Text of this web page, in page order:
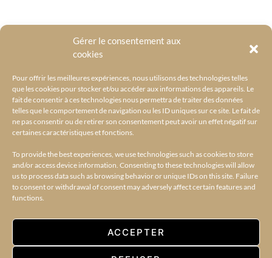
Gérer le consentement aux
cookies
Pour offrir les meilleures expériences, nous utilisons des technologies telles
que les cookies pour stocker et/ou accéder aux informations des appareils. Le
fait de consentir à ces technologies nous permettra de traiter des données
telles que le comportement de navigation ou les ID uniques sur ce site. Le fait de
ne pas consentir ou de retirer son consentement peut avoir un effet négatif sur
certaines caractéristiques et fonctions.
To provide the best experiences, we use technologies such as cookies to store
and/or access device information. Consenting to these technologies will allow
us to process data such as browsing behavior or unique IDs on this site. Failure
to consent or withdrawal of consent may adversely affect certain features and
functions.
ACCEPTER
@BYRACKEL